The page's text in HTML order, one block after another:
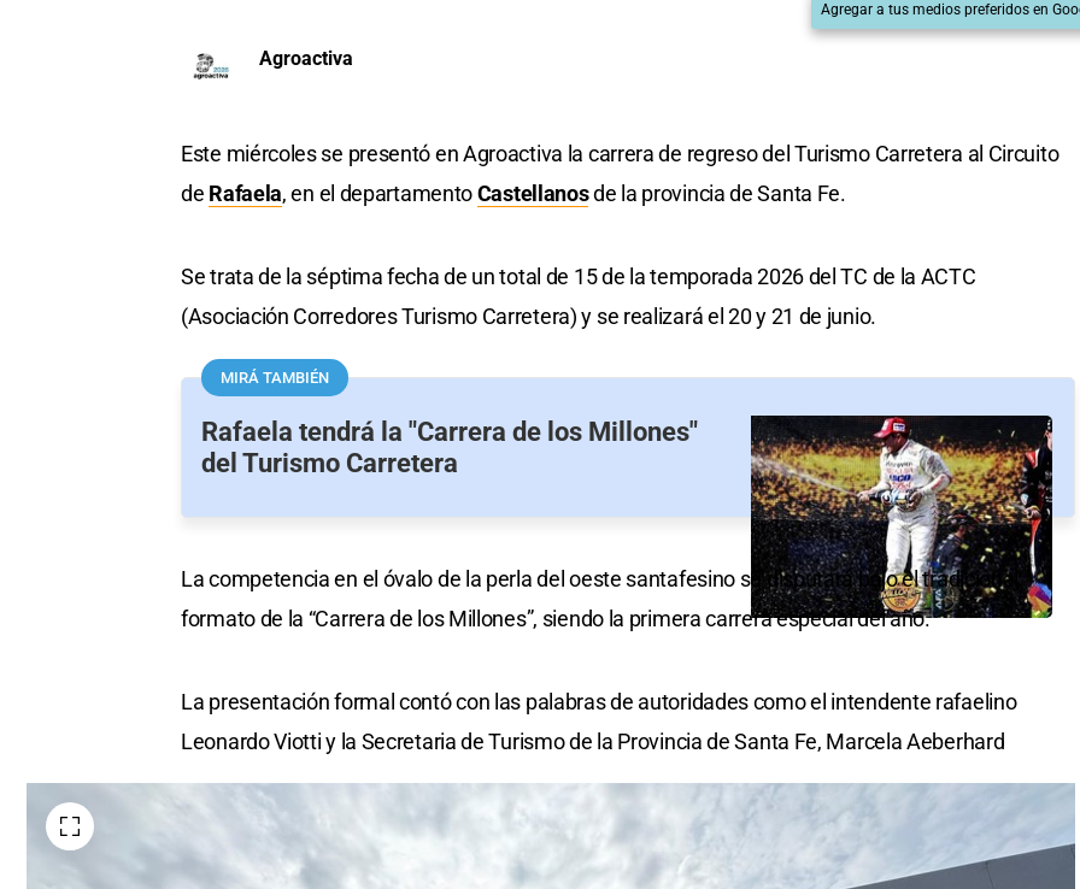
Agregar a tus medios preferidos en
Agroactiva
Este miércoles se presentó en Agroactiva la carrera de regreso del Turismo Carretera al Circuito
de Rafaela, en el departamentoCastellanosde la provincia de Santa Fe.
Se trata de la séptima fecha de un total de 15 de la temporada 2026 del TC de la ACTC
(Asociación Corredores Turismo Carretera) y se realizará el 20 y 21 de junio.
MIRÁ TAMBIÉN
Rafaela tendrá la "Carrera de los Millones"
del Turismo Carretera
La competencia en el óvalo de la perla del oeste santafesino se disputará bajo el tradicional
formato de la “Carrera de los Millones”, siendo la primera carrera especial del año.
La presentación formal contó con las palabras de autoridades como el intendente rafaelino
Leonardo Viotti y la Secretaria de Turismo de la Provincia de Santa Fe, Marcela Aeberhard